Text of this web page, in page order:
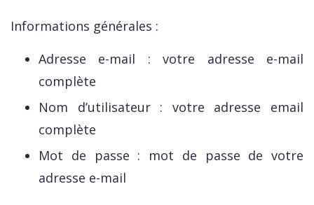
Informations générales :
Adresse e-mail : votre adresse e-mail
complète
Nom d’utilisateur : votre adresse email
complète
Mot de passe : mot de passe de votre
adresse e-mail